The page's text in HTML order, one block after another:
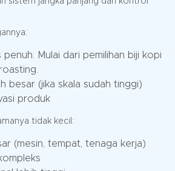
penuh: Mulai dari pemilihan biji kopi
besar (jika skala sudah tinggi)
produk
tidak kecil:
(mesin, tempat, tenaga kerja)